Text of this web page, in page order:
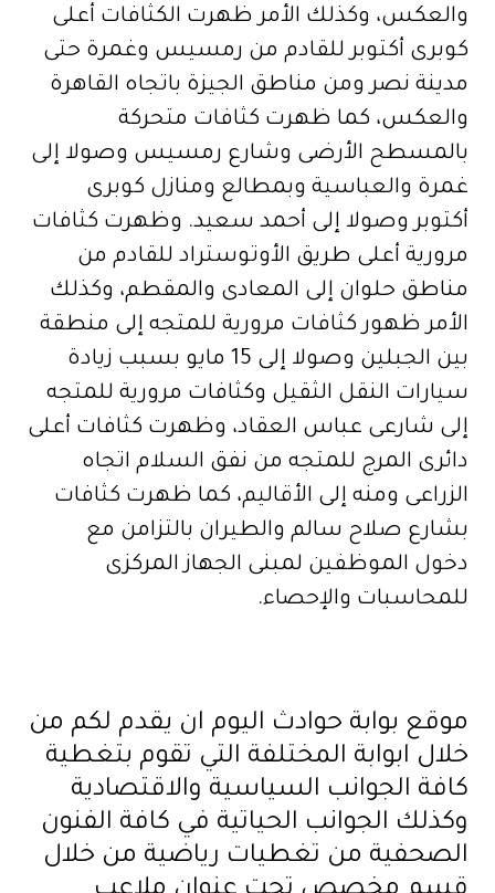
والعكس، وكذلك الأمر ظهرت الكثافات أعلى
كوبرى أكتوبر للقادم من رمسيس وغمرة حتى
مدينة نصر ومن مناطق الجيزة باتجاه القاهرة
والعكس، كما ظهرت كثافات متحركة
بالمسطح الأرضى وشارع رمسيس وصولا إلى
غمرة والعباسية وبمطالع ومنازل كوبرى
أكتوبر وصولا إلى أحمد سعيد. وظهرت كثافات
مرورية أعلى طريق الأوتوستراد للقادم من
مناطق حلوان إلى المعادى والمقطم، وكذلك
الأمر ظهور كثافات مرورية للمتجه إلى منطقة
بين الجبلين وصولا إلى 15 مايو بسبب زيادة
سيارات النقل الثقيل وكثافات مرورية للمتجه
إلى شارعى عباس العقاد، وظهرت كثافات أعلى
دائرى المرج للمتجه من نفق السلام اتجاه
الزراعى ومنه إلى الأقاليم، كما ظهرت كثافات
بشارع صلاح سالم والطيران بالتزامن مع
دخول الموظفين لمبنى الجهاز المركزى
للمحاسبات والإحصاء.
موقع بوابة حوادث اليوم ان يقدم لكم من
خلال ابوابة المختلفة التي تقوم بتغطية
كافة الجوانب السياسية والاقتصادية
وكذلك الجوانب الحياتية في كافة الفنون
الصحفية من تغطيات رياضية من خلال